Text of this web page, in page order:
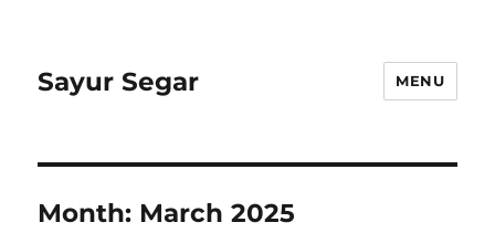
Sayur Segar MENU
Month: March 2025